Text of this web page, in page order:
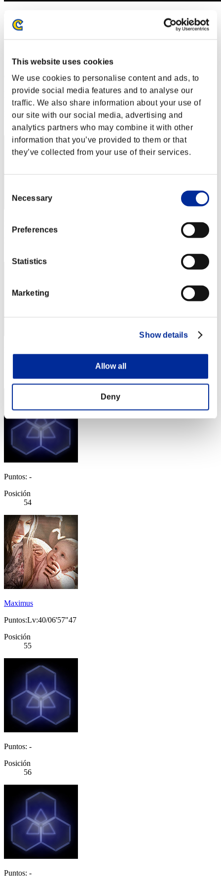
This website uses cookies
We use cookies to personalise content and ads, to
provide social media features and to analyse our
traffic. We also share information about your use of
our site with our social media, advertising and
analytics partners who may combine it with other
information that you’ve provided to them or that
they’ve collected from your use of their services.
Selection
Necessary
Preferences
Statistics
Marketing
Show details
Allow all
Deny
Desafío de nivel núm. 609
02.03.2021 15:00 (JST) - 08.03.2021 15:00 (JST)
Cooperativo
(Los rankings se actualizan cada 6 horas.)
Rankings
Posición
51
Puntos: -
Posición
54
Maximus
Puntos:Lv:40/06'57"47
Posición
55
Puntos: -
Posición
56
Puntos: -